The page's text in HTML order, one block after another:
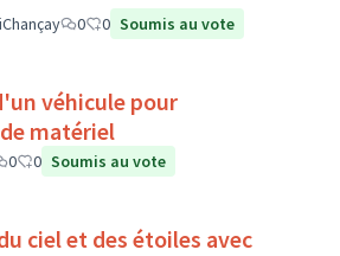
0 0 Soumis au vote
véhicule pour
matériel
0 0 Soumis au vote
ciel et des étoiles avec